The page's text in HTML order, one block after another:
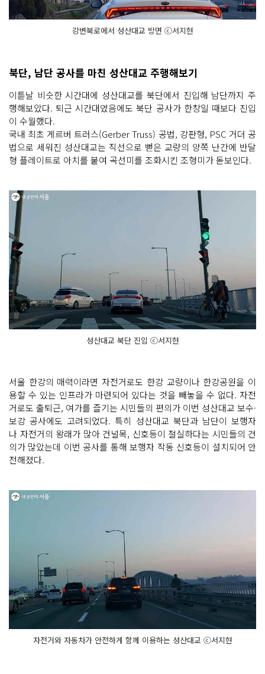
강변북로에서 성산대교 방면 ⓒ서지현
북단, 남단 공사를 마친 성산대교 주행해보기
이튿날 비슷한 시간대에 성산대교를 북단에서 진입해 남단까지 주
행해보았다. 퇴근 시간대였음에도 북단 공사가 한창일 때보다 진입
이 수월했다.
국내 최초 게르버 트러스(Gerber Truss) 공법, 강판형, PSC 거더 공
법으로 세워진 성산대교는 직선으로 뻗은 교량의 양쪽 난간에 반달
형 플레이트로 아치를 붙여 곡선미를 조화시킨 조형미가 돋보인다.
성산대교 북단 진입 ⓒ서지현
서울 한강의 매력이라면 자전거로도 한강 교량이나 한강공원을 이
용할 수 있는 인프라가 마련되어 있다는 것을 빼놓을 수 없다. 자전
거로도 출퇴근, 여가를 즐기는 시민들의 편의가 이번 성산대교 보수·
보강 공사에도 고려되었다. 특히 성산대교 북단과 남단이 보행자
나 자전거의 왕래가 많아 건널목, 신호등이 절실하다는 시민들의 건
의가 많았는데 이번 공사를 통해 보행자 작동 신호등이 설치되어 안
전해졌다.
자전거와 자동차가 안전하게 함께 이용하는 성산대교 ⓒ서지현